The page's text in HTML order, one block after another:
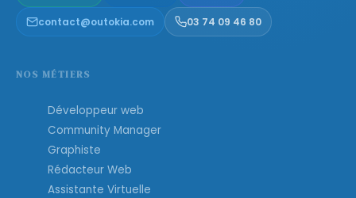
contact@outokia.com 03 74 09 46 80
NOS MÉTIERS
Développeur web
Community Manager
Graphiste
Rédacteur Web
Assistante Virtuelle